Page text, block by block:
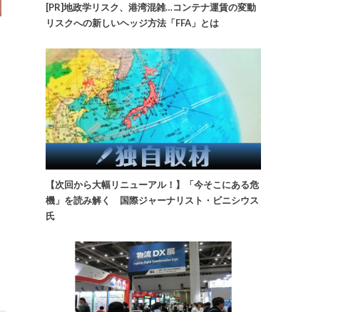
[PR]地政学リスク、港湾混雑…コンテナ運賃の変動
リスクへの新しいヘッジ方法「FFA」とは
【次回から大幅リニューアル！】「今そこにある危
機」を読み解く 国際ジャーナリスト・ビニシウス
氏